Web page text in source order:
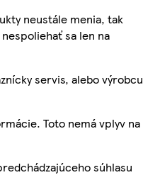
neustále menia, tak
sa len na
servis, alebo výrobcu
Toto nemá vplyv na
súhlasu